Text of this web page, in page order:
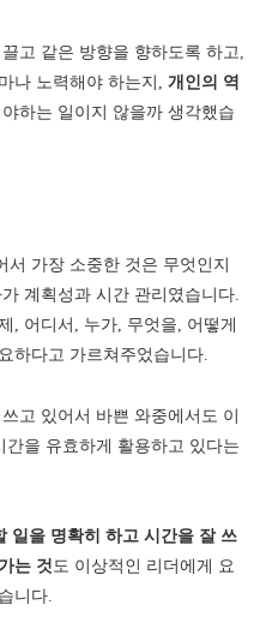
고 같은 방향을 향하도록 하고,
나 노력해야 하는지, 개인의 역
하는 일이지 않을까 생각했습
가장 소중한 것은 무엇인지
계획성과 시간 관리였습니다.
, 어디서, 누가, 무엇을, 어떻게
하다고 가르쳐주었습니다.
고 있어서 바쁜 와중에서도 이
을 유효하게 활용하고 있다는
일을 명확히 하고 시간을 잘 쓰
는 것 도 이상적인 리더에게 요
니다.